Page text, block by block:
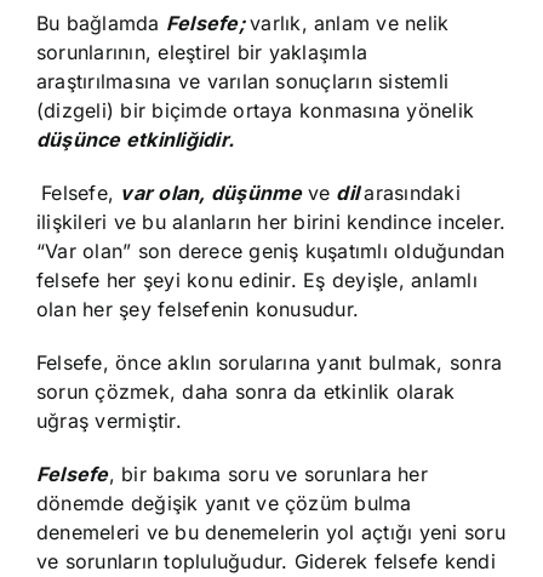
Bu bağlamda Felsefe;varlık, anlam ve nelik
sorunlarının, eleştirel bir yaklaşımla
araştırılmasına ve varılan sonuçların sistemli
(dizgeli) bir biçimde ortaya konmasına yönelik
düşünce etkinliğidir.
Felsefe, var olan, düşünme ve dilarasındaki
ilişkileri ve bu alanların her birini kendince inceler.
“Var olan” son derece geniş kuşatımlı olduğundan
felsefe her şeyi konu edinir. Eş deyişle, anlamlı
olan her şey felsefenin konusudur.
Felsefe, önce aklın sorularına yanıt bulmak, sonra
sorun çözmek, daha sonra da etkinlik olarak
uğraş vermiştir.
Felsefe, bir bakıma soru ve sorunlara her
dönemde değişik yanıt ve çözüm bulma
denemeleri ve bu denemelerin yol açtığı yeni soru
ve sorunların topluluğudur. Giderek felsefe kendi